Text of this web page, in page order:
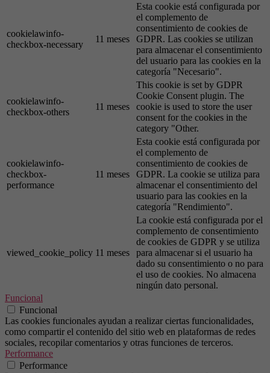
cookielawinfo-
checkbox-necessary
11 meses
Esta cookie está configurada por
el complemento de
consentimiento de cookies de
GDPR. Las cookies se utilizan
para almacenar el consentimiento
del usuario para las cookies en la
categoría "Necesario".
cookielawinfo-
checkbox-others
11 meses
This cookie is set by GDPR
Cookie Consent plugin. The
cookie is used to store the user
consent for the cookies in the
category "Other.
cookielawinfo-
checkbox-
performance
11 meses
Esta cookie está configurada por
el complemento de
consentimiento de cookies de
GDPR. La cookie se utiliza para
almacenar el consentimiento del
usuario para las cookies en la
categoría "Rendimiento".
viewed_cookie_policy 11 meses
La cookie está configurada por el
complemento de consentimiento
de cookies de GDPR y se utiliza
para almacenar si el usuario ha
dado su consentimiento o no para
el uso de cookies. No almacena
ningún dato personal.
Funcional
Funcional
Las cookies funcionales ayudan a realizar ciertas funcionalidades,
como compartir el contenido del sitio web en plataformas de redes
sociales, recopilar comentarios y otras funciones de terceros.
Performance
Performance